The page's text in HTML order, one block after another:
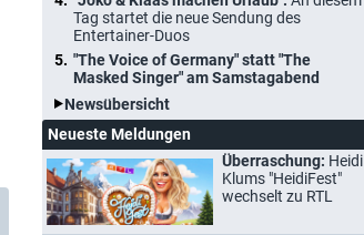
Tag startet die neue Sendung des
Entertainer-Duos
"The Voice of Germany" statt "The
Masked Singer" am Samstagabend
Newsübersicht
Neueste Meldungen
Überraschung: Heidi
Klums "HeidiFest"
wechselt zu RTL